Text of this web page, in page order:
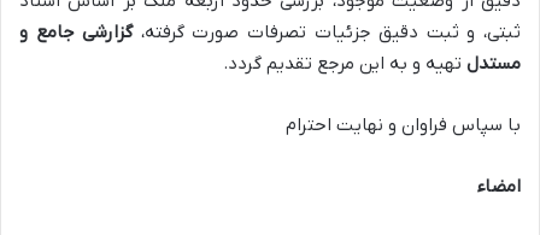
ثبتی، و ثبت دقیق جزئیات تصرفات صورت گرفته،گزارشی جامع و
مستدل تهیه و به این مرجع تقدیم گردد.
با سپاس فراوان و نهایت احترام
امضاء